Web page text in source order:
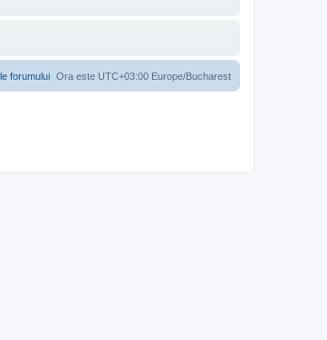
Ora este UTC+03:00 Europe/Bucharest
forumului